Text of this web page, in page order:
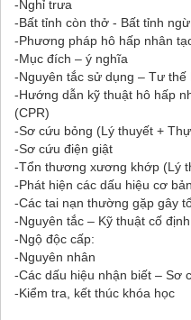
-Nghỉ trưa
-Bất tỉnh còn thở - Bất tỉnh
-Phương pháp hô hấp nhân
-Mục đích – ý nghĩa
-Nguyên tắc sử dụng – Tư thế
-Hướng dẫn kỹ thuật hô hấp
(CPR)
-Sơ cứu bỏng (Lý thuyết +
-Sơ cứu điện giật
-Tổn thương xương khớp (Lý
-Phát hiện các dấu hiệu cơ
-Các tai nạn thường gặp gây
-Nguyên tắc – Kỹ thuật cố
-Ngộ độc cấp:
-Nguyên nhân
-Các dấu hiệu nhận biết – Sơ
-Kiểm tra, kết thúc khóa học